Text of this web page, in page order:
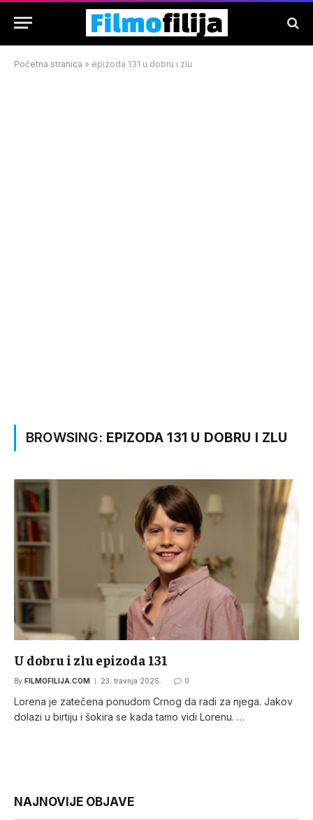
Početna stranica » epizoda 131 u dobru i zlu
BROWSING: EPIZODA 131 U DOBRU I ZLU
U dobru i zlu epizoda 131
By FILMOFILIJA.COM 23. travnja 2025. 0
Lorena je zatečena ponudom Crnog da radi za njega. Jakov
dolazi u birtiju i šokira se kada tamo vidi Lorenu. …
NAJNOVIJE OBJAVE